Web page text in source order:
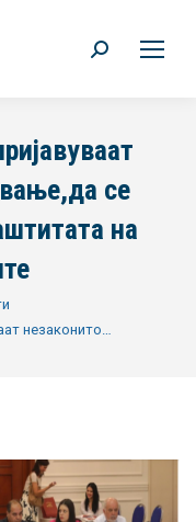
Search:
се
на
незаконито…